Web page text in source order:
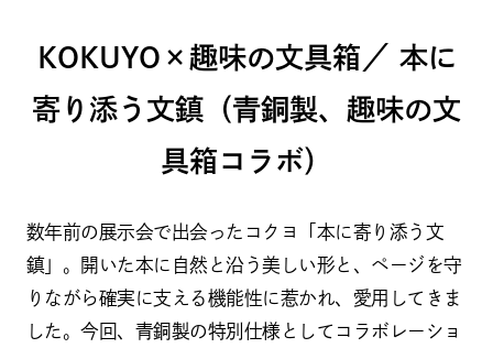
KOKUYO×趣味の文具箱／ 本に
寄り添う文鎮（青銅製、趣味の文
具箱コラボ）
数年前の展示会で出会ったコクヨ「本に寄り添う文
鎮」。開いた本に自然と沿う美しい形と、ページを守
りながら確実に支える機能性に惹かれ、愛用してきま
した。今回、青銅製の特別仕様としてコラボレーショ